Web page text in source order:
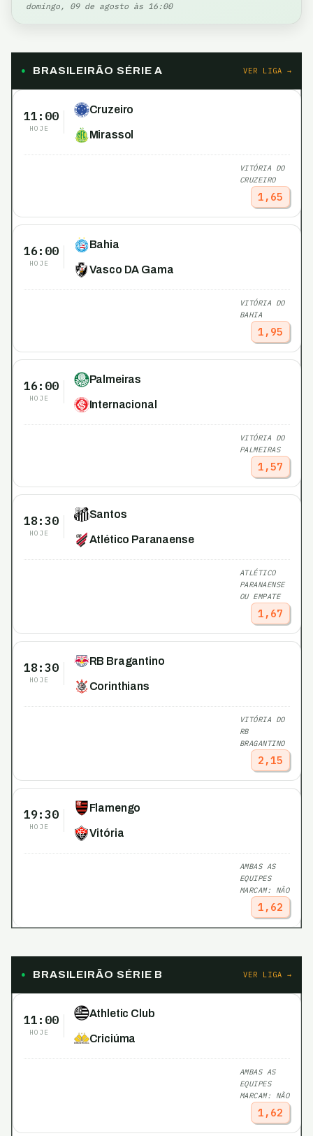
domingo, 09 de agosto às 16:00
BRASILEIRÃO SÉRIE A VER LIGA →
11:00
HOJE
Cruzeiro
Mirassol
VITÓRIA DO
CRUZEIRO
1,65
16:00
HOJE
Bahia
Vasco DA Gama
VITÓRIA DO
BAHIA
1,95
16:00
HOJE
Palmeiras
Internacional
VITÓRIA DO
PALMEIRAS
1,57
18:30
HOJE
Santos
Atlético Paranaense
ATLÉTICO
PARANAENSE
OU EMPATE
1,67
18:30
HOJE
RB Bragantino
Corinthians
VITÓRIA DO
RB
BRAGANTINO
2,15
19:30
HOJE
Flamengo
Vitória
AMBAS AS
EQUIPES
MARCAM: NÃO
1,62
BRASILEIRÃO SÉRIE B VER LIGA →
11:00
HOJE
Athletic Club
Criciúma
AMBAS AS
EQUIPES
MARCAM: NÃO
1,62